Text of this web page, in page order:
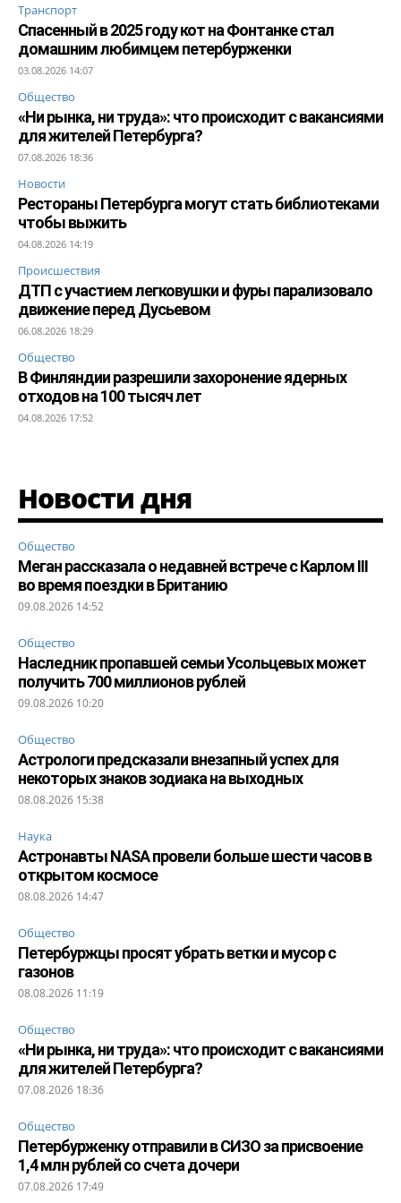
Транспорт
Спасенный в 2025 году кот на Фонтанке стал
домашним любимцем петербурженки
03.08.2026 14:07
Общество
«Ни рынка, ни труда»: что происходит с вакансиями
для жителей Петербурга?
07.08.2026 18:36
Новости
Рестораны Петербурга могут стать библиотеками
чтобы выжить
04.08.2026 14:19
Происшествия
ДТП с участием легковушки и фуры парализовало
движение перед Дусьевом
06.08.2026 18:29
Общество
В Финляндии разрешили захоронение ядерных
отходов на 100 тысяч лет
04.08.2026 17:52
Новости дня
Общество
Меган рассказала о недавней встрече с Карлом III
во время поездки в Британию
09.08.2026 14:52
Общество
Наследник пропавшей семьи Усольцевых может
получить 700 миллионов рублей
09.08.2026 10:20
Общество
Астрологи предсказали внезапный успех для
некоторых знаков зодиака на выходных
08.08.2026 15:38
Наука
Астронавты NASA провели больше шести часов в
открытом космосе
08.08.2026 14:47
Общество
Петербуржцы просят убрать ветки и мусор с
газонов
08.08.2026 11:19
Общество
«Ни рынка, ни труда»: что происходит с вакансиями
для жителей Петербурга?
07.08.2026 18:36
Общество
Петербурженку отправили в СИЗО за присвоение
1,4 млн рублей со счета дочери
07.08.2026 17:49